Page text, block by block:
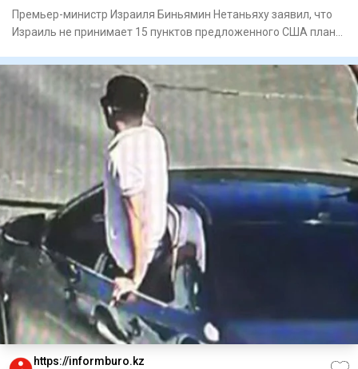
Премьер-министр Израиля Биньямин Нетаньяху заявил, что
Израиль не принимает 15 пунктов предложенного США плана
https://informburo.kz